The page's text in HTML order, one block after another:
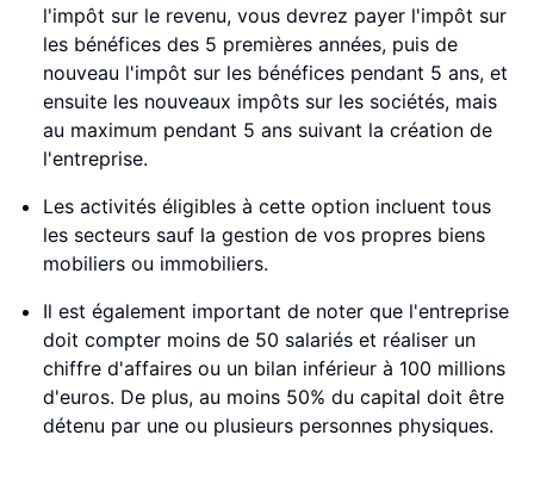
l'impôt sur le revenu, vous devrez payer l'impôt sur
les bénéfices des 5 premières années, puis de
nouveau l'impôt sur les bénéfices pendant 5 ans, et
ensuite les nouveaux impôts sur les sociétés, mais
au maximum pendant 5 ans suivant la création de
l'entreprise.
Les activités éligibles à cette option incluent tous
les secteurs sauf la gestion de vos propres biens
mobiliers ou immobiliers.
Il est également important de noter que l'entreprise
doit compter moins de 50 salariés et réaliser un
chiffre d'affaires ou un bilan inférieur à 100 millions
d'euros. De plus, au moins 50% du capital doit être
détenu par une ou plusieurs personnes physiques.